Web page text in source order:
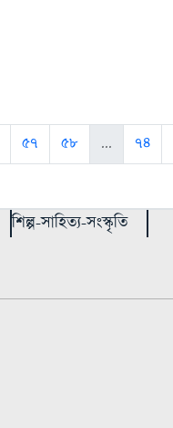
৫৭ ৫৮ ... ৭৪
শিল্প-সাহিত্য-সংস্কৃতি